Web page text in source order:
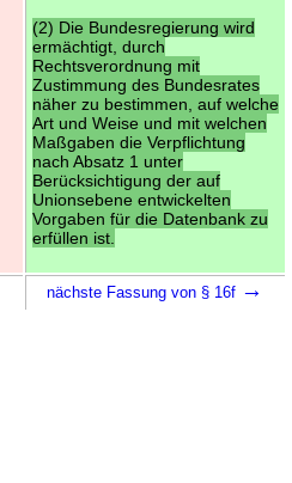
(2) Die Bundesregierung wird
ermächtigt, durch
Rechtsverordnung mit
Zustimmung des Bundesrates
näher zu bestimmen, auf welche
Art und Weise und mit welchen
Maßgaben die Verpflichtung
nach Absatz 1 unter
Berücksichtigung der auf
Unionsebene entwickelten
Vorgaben für die Datenbank zu
erfüllen ist.
nächste Fassung von § 16f →